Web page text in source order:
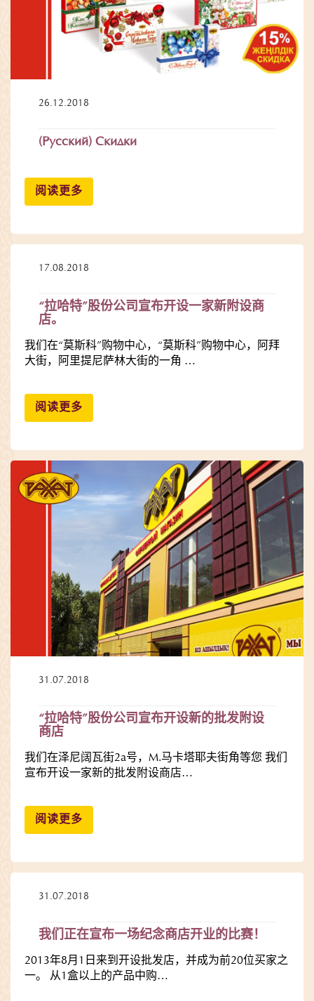
26.12.2018
(Русский) Скидки
阅读更多
17.08.2018
“拉哈特”股份公司宣布开设一家新附设商
店。
我们在“莫斯科”购物中心，“莫斯科”购物中心，阿拜
大街，阿里提尼萨林大街的一角 …
阅读更多
31.07.2018
“拉哈特”股份公司宣布开设新的批发附设
商店
我们在泽尼阔瓦街2a号，M.马卡塔耶夫街角等您 我们
宣布开设一家新的批发附设商店…
阅读更多
31.07.2018
我们正在宣布一场纪念商店开业的比赛！
2013年8月1日来到开设批发店，并成为前20位买家之
一。 从1盒以上的产品中购…